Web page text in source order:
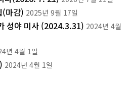
(마감) 2025년 9월 17일
성야 미사 (2024.3.31) 2024년 4월
년 4월 1일
2024년 4월 1일